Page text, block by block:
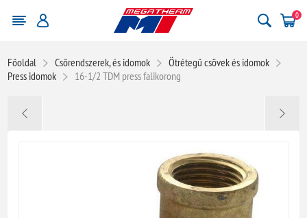
0
Főoldal Csőrendszerek, és idomok
Ötrétegű csövek és idomok
Press idomok
16-1/2 TDM press falikorong